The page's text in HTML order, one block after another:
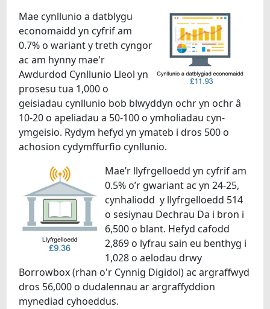
Mae cynllunio a datblygu
economaidd yn cyfrif am
0.7% o wariant y treth cyngor
ac am hynny mae'r
Awdurdod Cynllunio Lleol yn
prosesu tua 1,000 o
geisiadau cynllunio bob blwyddyn ochr yn ochr â
10-20 o apeliadau a 50-100 o ymholiadau cyn-
ymgeisio. Rydym hefyd yn ymateb i dros 500 o
achosion cydymffurfio cynllunio.
Mae’r llyfrgelloedd yn cyfrif am
0.5% o’r gwariant ac yn 24-25,
cynhaliodd y llyfrgelloedd 514
o sesiynau Dechrau Da i bron i
6,500 o blant. Hefyd cafodd
2,869 o lyfrau sain eu benthyg i
1,028 o aelodau drwy
Borrowbox (rhan o'r Cynnig Digidol) ac argraffwyd
dros 56,000 o dudalennau ar argraffyddion
mynediad cyhoeddus.